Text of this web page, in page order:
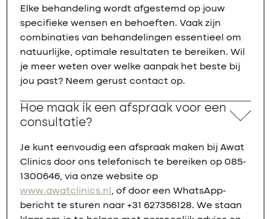
Elke behandeling wordt afgestemd op jouw
specifieke wensen en behoeften. Vaak zijn
combinaties van behandelingen essentieel om
natuurlijke, optimale resultaten te bereiken. Wil
je meer weten over welke aanpak het beste bij
jou past? Neem gerust contact op.
Hoe maak ik een afspraak voor een
consultatie?
Je kunt eenvoudig een afspraak maken bij Awat
Clinics door ons telefonisch te bereiken op 085-
1300646, via onze website op
www.awatclinics.nl , of door een WhatsApp-
bericht te sturen naar +31 627356128. We staan